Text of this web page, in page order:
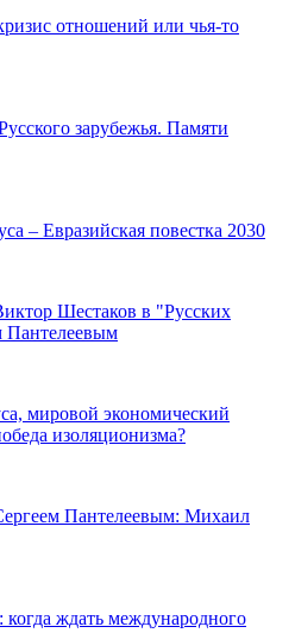
отношений или чья-то
зарубежья. Памяти
– Евразийская повестка 2030
Шестаков в "Русских
Пантелеевым
мировой экономический
изоляционизма?
Пантелеевым: Михаил
ждать международного